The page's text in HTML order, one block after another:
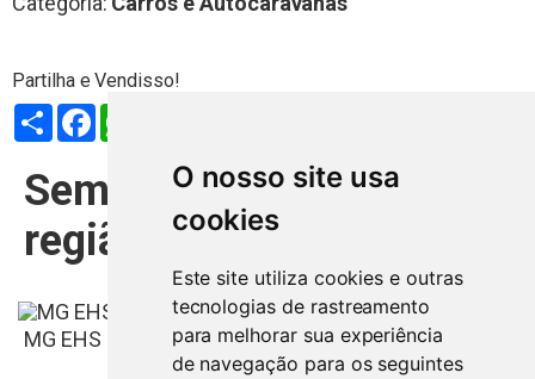
O nosso site usa
cookies
Este site utiliza cookies e outras
tecnologias de rastreamento
para melhorar sua experiência
de navegação para os seguintes
PartilharFacebook
Semelhantes na mesma
região
MG EHS 1.5 T-GDI Plug-in Hybrid Luxury